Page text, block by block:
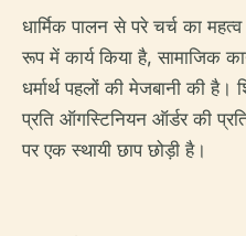
धार्मिक पालन से परे चर्च का
रूप में कार्य किया है, सामाजिक
धर्मार्थ पहलों की मेजबानी की
प्रति ऑगस्टिनियन ऑर्डर की
पर एक स्थायी छाप छोड़ी है।